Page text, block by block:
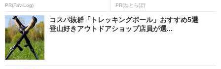
PR(Fav-Log) PR(ねとらぼ)
コスパ抜群「トレッキングポール」おすすめ5選
登山好きアウトドアショップ店員が選...